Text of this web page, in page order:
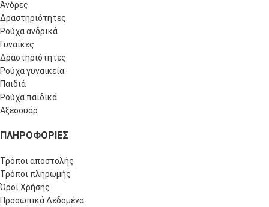
Άνδρες
Δραστηριότητες
Ρούχα ανδρικά
Γυναίκες
Δραστηριότητες
Ρούχα γυναικεία
Παιδιά
Ρούχα παιδικά
Αξεσουάρ
ΠΛΗΡΟΦΟΡΊΕΣ
Τρόποι αποστολής
Τρόποι πληρωμής
Όροι Χρήσης
Προσωπικά Δεδομένα